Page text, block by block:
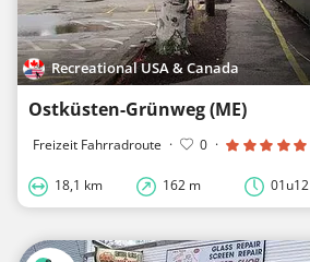
Recreational USA & Canada
Ostküsten-Grünweg (ME)
Freizeit Fahrradroute · 0 ·
18,1 km 162 m 01u12